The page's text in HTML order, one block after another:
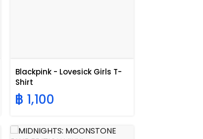
Blackpink - Lovesick Girls T-
Shirt
฿ 1,100